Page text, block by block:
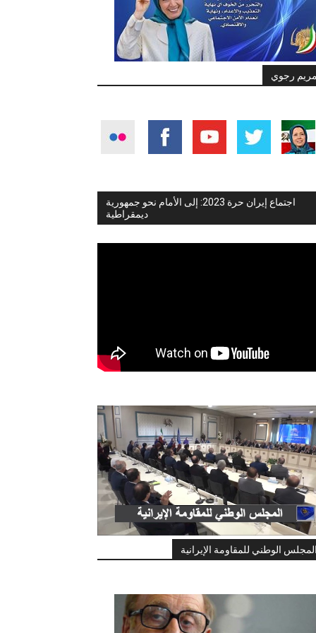
رجوي
اجتماع إيران حرة 2023: إلى الأمام نحو جمهورية
ديمقراطية
الوطني للمقاومة الإيرانية